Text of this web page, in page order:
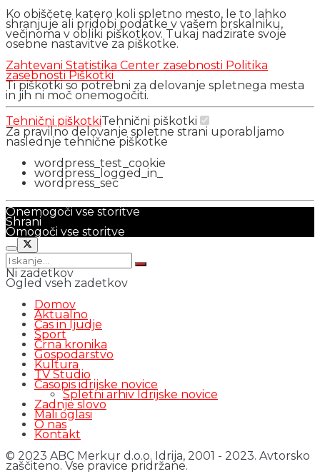
Ko obiščete katero koli spletno mesto, le to lahko
shranjuje ali pridobi podatke v vašem brskalniku,
večinoma v obliki piškotkov. Tukaj nadzirate svoje
osebne nastavitve za piškotke.
Zahtevani Statistika Center zasebnosti Politika
zasebnostiPiškotki
Ti piškotki so potrebni za delovanje spletnega mesta
in jih ni moč onemogočiti.
Tehnični piškotkiTehnični piškotki
Za pravilno delovanje spletne strani uporabljamo
naslednje tehnične piškotke
wordpress_test_cookie
wordpress_logged_in_
wordpress_sec
Onemogoči vse storitve
Shrani
Omogoči vse storitve
Ni zadetkov
Ogled vseh zadetkov
Domov
Aktualno
Čas in ljudje
Šport
Črna kronika
Gospodarstvo
Kultura
TV Studio
Časopis idrijske novice
Spletni arhiv Idrijske novice
Zadnje slovo
Mali oglasi
O nas
Kontakt
© 2023 ABC Merkur d.o.o. Idrija, 2001 - 2023. Avtorsko
zaščiteno. Vse pravice pridržane.